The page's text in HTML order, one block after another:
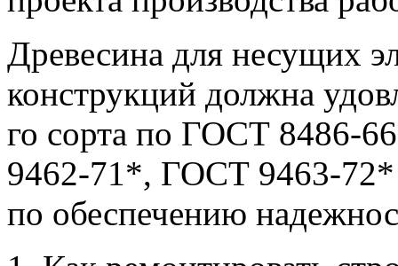
Древесина для несущих
конструкций должна
го сорта по ГОСТ 8486-
9462-71*, ГОСТ 9463-72*
по обеспечению